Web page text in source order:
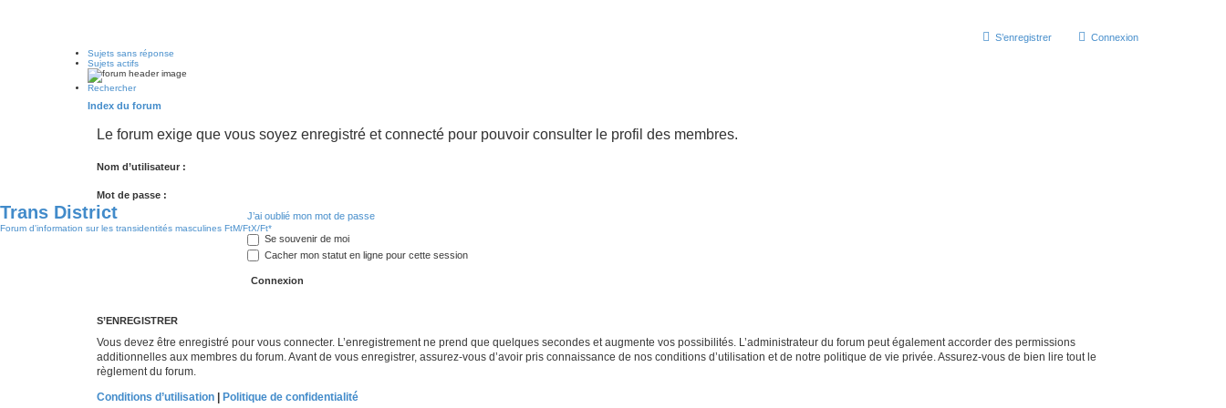
Connexion
S’enregistrer
Sujets sans réponse
Sujets actifs
Trans District
Forum d'information sur les transidentités masculines FtM/FtX/Ft*
Rechercher
Index du forum
Le forum exige que vous soyez enregistré et connecté pour pouvoir consulter le profil des membres.
Nom d’utilisateur :
Mot de passe :
J’ai oublié mon mot de passe
Se souvenir de moi
Cacher mon statut en ligne pour cette session
S’ENREGISTRER
Vous devez être enregistré pour vous connecter. L’enregistrement ne prend que quelques secondes et augmente vos possibilités. L’administrateur du forum peut également accorder des permissions
additionnelles aux membres du forum. Avant de vous enregistrer, assurez-vous d’avoir pris connaissance de nos conditions d’utilisation et de notre politique de vie privée. Assurez-vous de bien lire tout le
règlement du forum.
Conditions d’utilisation | Politique de confidentialité